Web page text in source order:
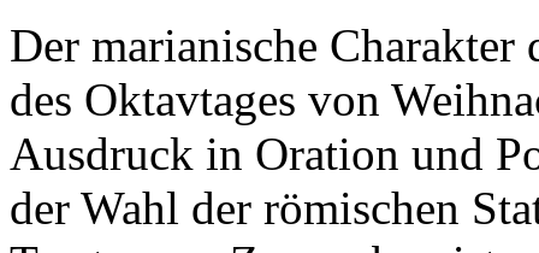
Der marianische Charakter
des Oktavtages von
Ausdruck in Oration und
der Wahl der römischen